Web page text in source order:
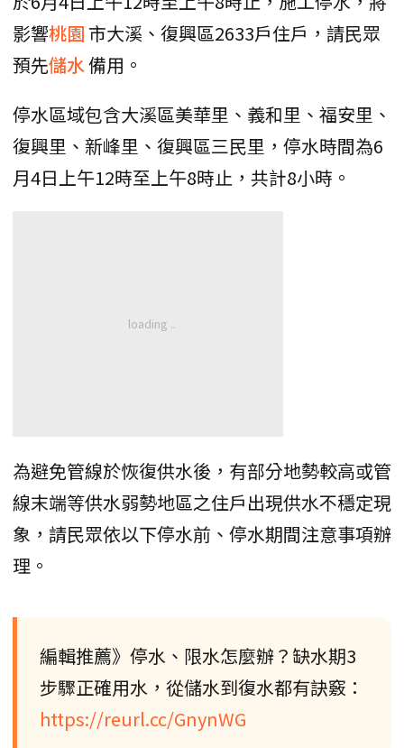
影響桃園市大溪、復興區2633戶住戶，請民眾
預先儲水備用。
停水區域包含大溪區美華里、義和里、福安里、
復興里、新峰里、復興區三民里，停水時間為6
月4日上午12時至上午8時止，共計8小時。
為避免管線於恢復供水後，有部分地勢較高或管
線末端等供水弱勢地區之住戶出現供水不穩定現
象，請民眾依以下停水前、停水期間注意事項辦
理。
編輯推薦》停水、限水怎麼辦？缺水期3
步驟正確用水，從儲水到復水都有訣竅：
https://reurl.cc/GnynWG